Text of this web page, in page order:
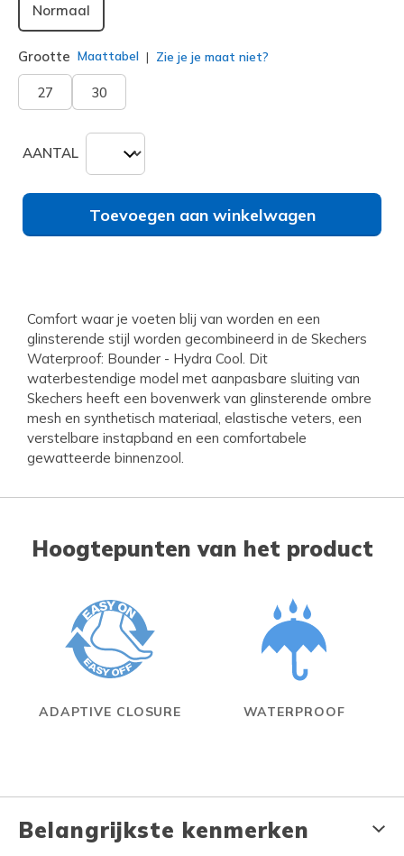
Normaal
Grootte Maattabel Zie je je maat niet?
27 30
AANTAL
Toevoegen aan winkelwagen
Comfort waar je voeten blij van worden en een
glinsterende stijl worden gecombineerd in de Skechers
Waterproof: Bounder - Hydra Cool. Dit
waterbestendige model met aanpasbare sluiting van
Skechers heeft een bovenwerk van glinsterende ombre
mesh en synthetisch materiaal, elastische veters, een
verstelbare instapband en een comfortabele
gewatteerde binnenzool.
Hoogtepunten van het product
ADAPTIVE CLOSURE WATERPROOF
Belangrijkste kenmerken